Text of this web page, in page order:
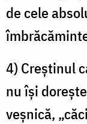
de cele
4) Creştinul
nu îşi
veşnică,